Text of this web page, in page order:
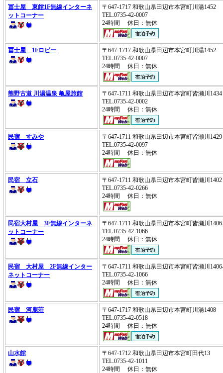
冨士屋 東館1F無線インターネ
ットコーナー
〒647-1717 和歌山県田辺市本宮町川湯1452
TEL.0735-42-0007
24時間 休日：無休
冨士屋 1Fロビー
〒647-1717 和歌山県田辺市本宮町川湯1452
TEL.0735-42-0007
24時間 休日：無休
熊野古道 川湯温泉 亀屋旅館
〒647-1711 和歌山県田辺市本宮町皆瀬川
TEL.0735-42-0002
24時間 休日：無休
民宿 すみや
〒647-1711 和歌山県田辺市本宮町皆瀬川
TEL.0735-42-0097
24時間 休日：無休
民宿 立石
〒647-1711 和歌山県田辺市本宮町皆瀬川
TEL.0735-42-0266
24時間 休日：無休
民宿大村屋 3F無線インターネ
ットコーナー
〒647-1711 和歌山県田辺市本宮町皆瀬川
TEL.0735-42-1066
24時間 休日：無休
民宿 大村屋 2F無線インター
ネットコーナー
〒647-1711 和歌山県田辺市本宮町皆瀬川
TEL.0735-42-1066
24時間 休日：無休
民宿 河鹿荘
〒647-1717 和歌山県田辺市本宮町川湯1408
TEL.0735-42-0518
24時間 休日：無休
山水館
〒647-1712 和歌山県田辺市本宮町田代13
TEL.0735-42-1011
24時間 休日：無休